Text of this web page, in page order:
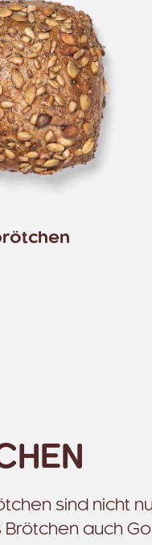
hinzufügen
sind nicht
auch